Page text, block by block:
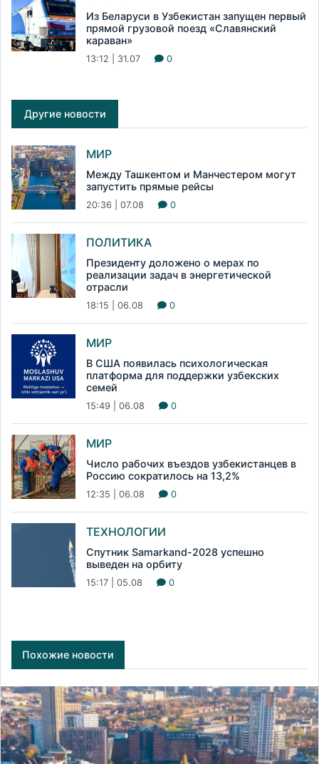
Из Беларуси в Узбекистан запущен первый
прямой грузовой поезд «Славянский
караван»
13:12 | 31.07 0
Другие новости
МИР
Между Ташкентом и Манчестером могут
запустить прямые рейсы
20:36 | 07.08 0
ПОЛИТИКА
Президенту доложено о мерах по
реализации задач в энергетической
отрасли
18:15 | 06.08 0
МИР
В США появилась психологическая
платформа для поддержки узбекских
семей
15:49 | 06.08 0
МИР
Число рабочих въездов узбекистанцев в
Россию сократилось на 13,2%
12:35 | 06.08 0
ТЕХНОЛОГИИ
Спутник Samarkand-2028 успешно
выведен на орбиту
15:17 | 05.08 0
Похожие новости